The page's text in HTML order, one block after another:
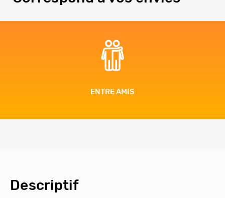
ENTRE AMIS
Descriptif